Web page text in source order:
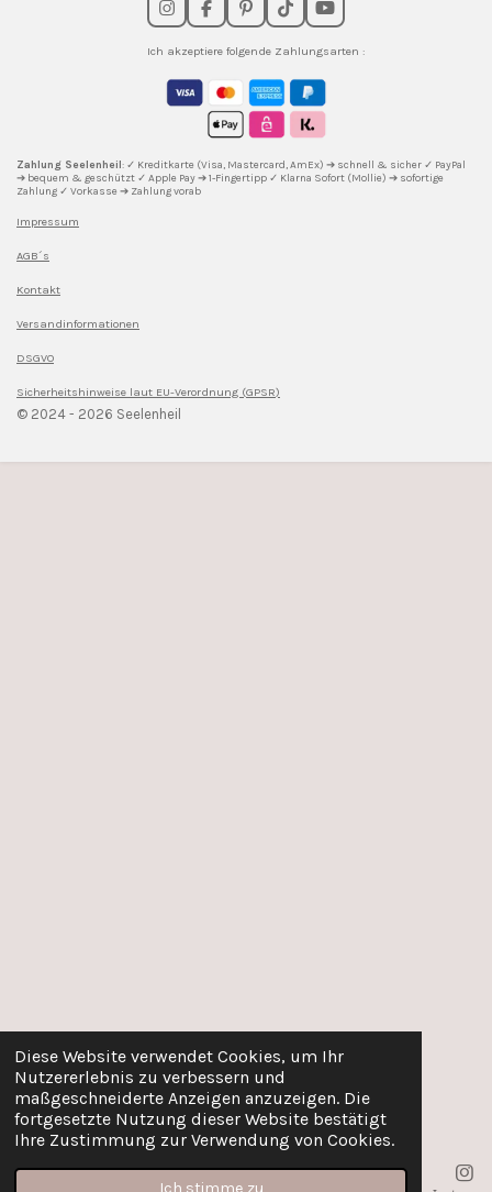
Diese Website verwendet Cookies, um Ihr
Nutzererlebnis zu verbessern und
maßgeschneiderte Anzeigen anzuzeigen. Die
fortgesetzte Nutzung dieser Website bestätigt
Ihre Zustimmung zur Verwendung von Cookies.
I
n
s
a
g
F
a
c
o
o
k
P
i
n
e
r
e
s
T
i
k
o
k
Y
o
u
u
b
Ich akzeptiere folgende Zahlungsarten :
Zahlung Seelenheil: ✓ Kreditkarte (Visa, Mastercard, AmEx) ➔ schnell & sicher ✓ PayPal
➔ bequem & geschützt ✓ Apple Pay ➔ 1-Fingertipp ✓ Klarna Sofort (Mollie) ➔ sofortige
Zahlung ✓ Vorkasse ➔ Zahlung vorab
Impressum
AGB´s
Kontakt
Versandinformationen
DSGVO
Sicherheitshinweise laut EU-Verordnung (GPSR)
© 2024 - 2026 Seelenheil